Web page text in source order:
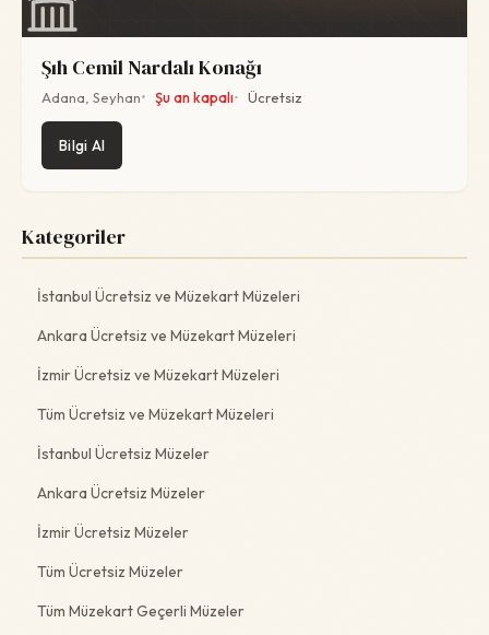
Şıh Cemil Nardalı Konağı
Adana, Seyhan Şu an kapalı Ücretsiz
Bilgi Al
Kategoriler
İstanbul Ücretsiz ve Müzekart Müzeleri
Ankara Ücretsiz ve Müzekart Müzeleri
İzmir Ücretsiz ve Müzekart Müzeleri
Tüm Ücretsiz ve Müzekart Müzeleri
İstanbul Ücretsiz Müzeler
Ankara Ücretsiz Müzeler
İzmir Ücretsiz Müzeler
Tüm Ücretsiz Müzeler
Tüm Müzekart Geçerli Müzeler